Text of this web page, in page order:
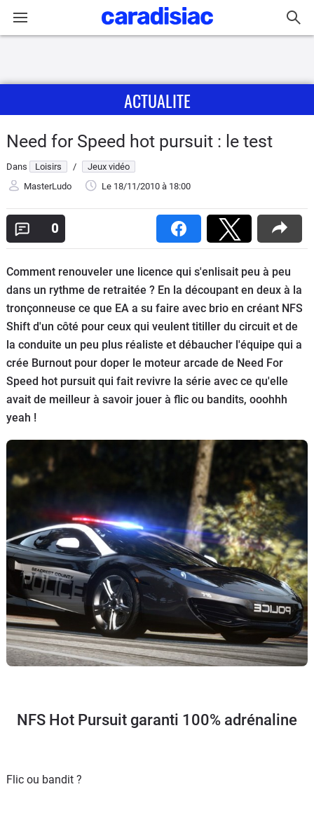
Actu
Essais
Guide
d'achat
Utilitaires
Flottes
Auto
Services
Forum
Moto
Marques
ACTUALITE
Need for Speed hot pursuit : le test
Dans Loisirs /
Jeux vidéo
MasterLudo
Le 18/11/2010 à 18:00
0
Comment renouveler une licence qui s'enlisait peu à peu
dans un rythme de retraitée ? En la découpant en deux à la
tronçonneuse ce que EA a su faire avec brio en créant NFS
Shift d'un côté pour ceux qui veulent titiller du circuit et de
la conduite un peu plus réaliste et débaucher l'équipe qui a
crée Burnout pour doper le moteur arcade de Need For
Speed hot pursuit qui fait revivre la série avec ce qu'elle
avait de meilleur à savoir jouer à flic ou bandits, ooohhh
yeah !
NFS Hot Pursuit garanti 100% adrénaline
Flic ou bandit ?